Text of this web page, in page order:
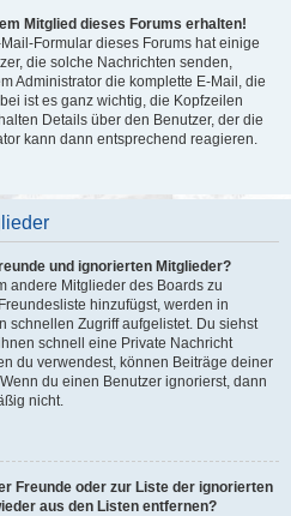
Mitglied dieses Forums erhalten!
Formular dieses Forums hat einige
die solche Nachrichten senden,
Administrator die komplette E-Mail, die
ist es ganz wichtig, die Kopfzeilen
Details über den Benutzer, der die
kann dann entsprechend reagieren.
und ignorierten Mitglieder?
andere Mitglieder des Boards zu
hinzufügst, werden in
schnellen Zugriff aufgelistet. Du siehst
schnell eine Private Nachricht
du verwendest, können Beiträge deiner
du einen Benutzer ignorierst, dann
nicht.
Freunde oder zur Liste der ignorierten
aus den Listen entfernen?